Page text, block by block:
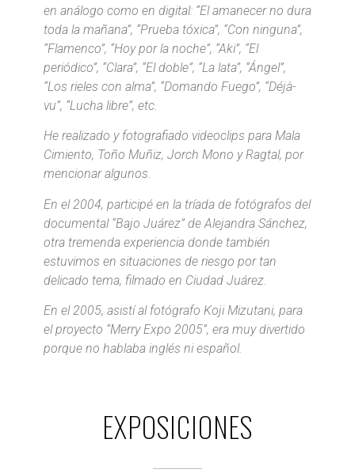
en análogo como en digital: “El amanecer no dura
toda la mañana”, “Prueba tóxica”, “Con ninguna”,
“Flamenco”, “Hoy por la noche”, “Aki”, “El
periódico”, “Clara”, “El doble”, “La lata”, “Ángel”,
“Los rieles con alma”, “Domando Fuego”, “Déjà-
vu”, “Lucha libre”, etc.
He realizado y fotografiado videoclips para Mala
Cimiento, Toño Muñiz, Jorch Mono y Ragtal, por
mencionar algunos.
En el 2004, participé en la tríada de fotógrafos del
documental “Bajo Juárez” de Alejandra Sánchez,
otra tremenda experiencia donde también
estuvimos en situaciones de riesgo por tan
delicado tema, filmado en Ciudad Juárez.
En el 2005, asistí al fotógrafo Koji Mizutani, para
el proyecto “Merry Expo 2005”, era muy divertido
porque no hablaba inglés ni español.
EXPOSICIONES